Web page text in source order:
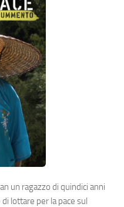
un ragazzo di quindici anni
lottare per la pace sul